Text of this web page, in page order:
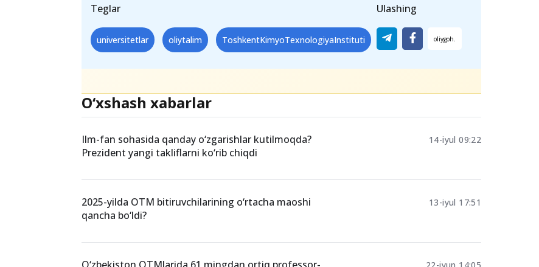
Toshkent kimyo-texnologiya instituti hamda Mendeleyev nomidagi
universitet filiali yangi hududga ko‘chirilishi natijasida ta’lim, ilm-fan va
sanoat integratsiyasi yanada kuchayishi kutilmoqda.
Teglar Ulashing
Prezident yangi takliflarni ko‘rib chiqdi